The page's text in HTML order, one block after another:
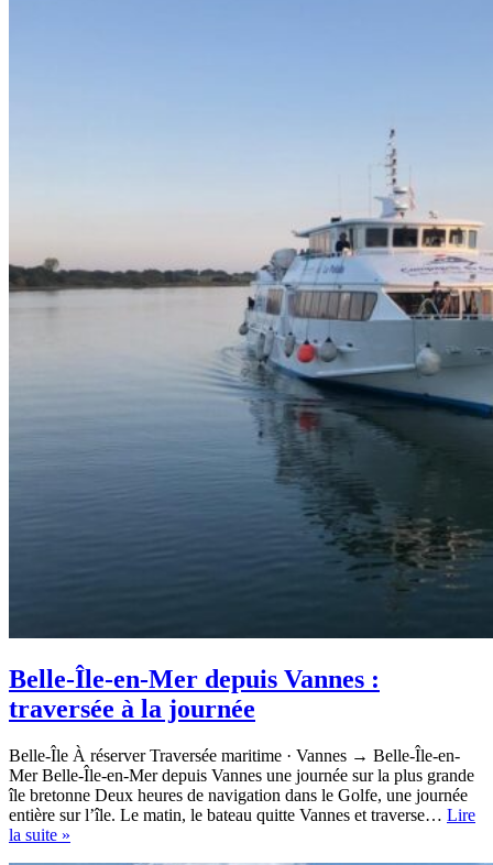
Belle-Île-en-Mer depuis Vannes :
traversée à la journée
Belle-Île À réserver Traversée maritime · Vannes → Belle-Île-en-
Mer Belle-Île-en-Mer depuis Vannes une journée sur la plus grande
île bretonne Deux heures de navigation dans le Golfe, une journée
entière sur l’île. Le matin, le bateau quitte Vannes et traverse… Lire
la suite »